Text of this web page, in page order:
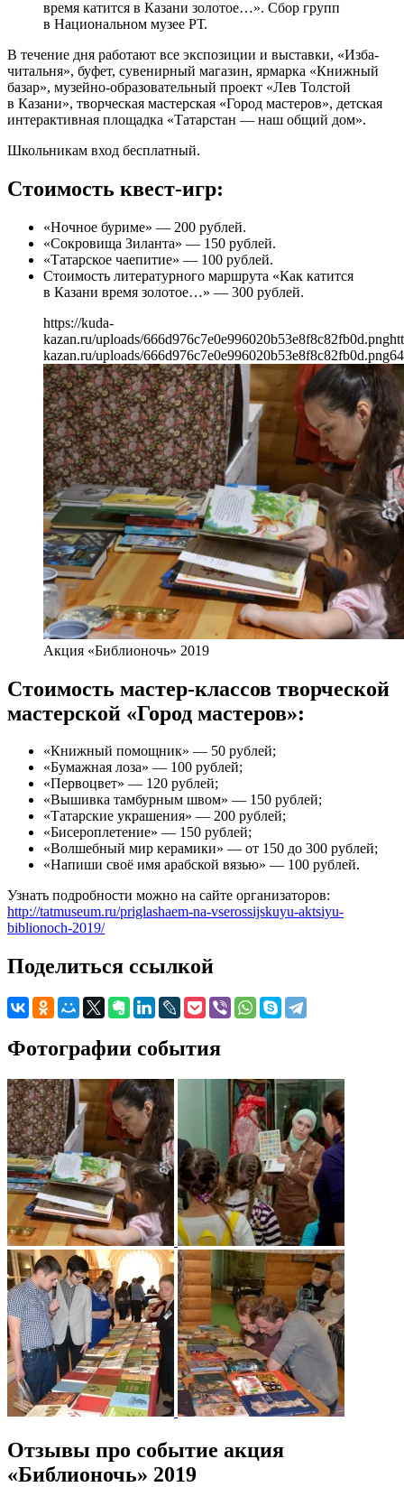
время катится в Казани золотое…». Сбор групп
в Национальном музее РТ.
В течение дня работают все экспозиции и выставки, «Изба-
читальня», буфет, сувенирный магазин, ярмарка «Книжный
базар», музейно-образовательный проект «Лев Толстой
в Казани», творческая мастерская «Город мастеров», детская
интерактивная площадка «Татарстан — наш общий дом».
Школьникам вход бесплатный.
Стоимость квест-игр:
«Ночное буриме» — 200 рублей.
«Сокровища Зиланта» — 150 рублей.
«Татарское чаепитие» — 100 рублей.
Стоимость литературного маршрута «Как катится
в Казани время золотое…» — 300 рублей.
https://kuda-
kazan.ru/uploads/666d976c7e0e996020b53e8f8c82fb0d.png
kazan.ru/uploads/666d976c7e0e996020b53e8f8c82fb0d.png
Акция «Библионочь» 2019
Стоимость мастер-классов творческой
мастерской «Город мастеров»:
«Книжный помощник» — 50 рублей;
«Бумажная лоза» — 100 рублей;
«Первоцвет» — 120 рублей;
«Вышивка тамбурным швом» — 150 рублей;
«Татарские украшения» — 200 рублей;
«Бисероплетение» — 150 рублей;
«Волшебный мир керамики» — от 150 до 300 рублей;
«Напиши своё имя арабской вязью» — 100 рублей.
Узнать подробности можно на сайте организаторов:
http://tatmuseum.ru/priglashaem-na-vserossijskuyu-aktsiyu-
biblionoch-2019/
Поделиться ссылкой
Фотографии события
Отзывы про событие акция
«Библионочь» 2019